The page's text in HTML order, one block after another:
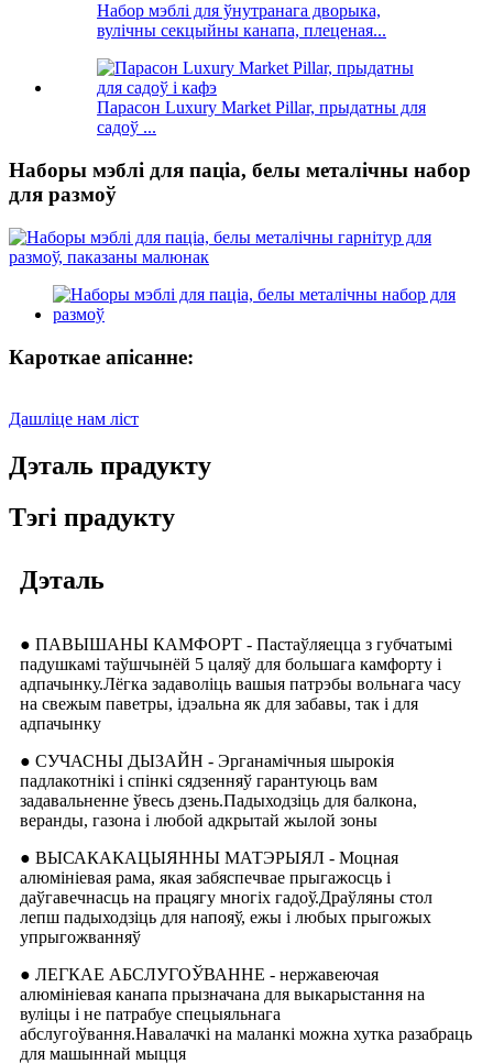
Набор мэблі для ўнутранага дворыка,
вулічны секцыйны канапа, плеценая...
Парасон Luxury Market Pillar, прыдатны для
садоў ...
Наборы мэблі для паціа, белы металічны набор
для размоў
Кароткае апісанне:
Дашліце нам ліст
Дэталь прадукту
Тэгі прадукту
Дэталь
● ПАВЫШАНЫ КАМФОРТ - Пастаўляецца з губчатымі
падушкамі таўшчынёй 5 цаляў для большага камфорту і
адпачынку.Лёгка задаволіць вашыя патрэбы вольнага часу
на свежым паветры, ідэальна як для забавы, так і для
адпачынку
● СУЧАСНЫ ДЫЗАЙН - Эрганамічныя шырокія
падлакотнікі і спінкі сядзенняў гарантуюць вам
задавальненне ўвесь дзень.Падыходзіць для балкона,
веранды, газона і любой адкрытай жылой зоны
● ВЫСАКАКАЦЫЯННЫ МАТЭРЫЯЛ - Моцная
алюмініевая рама, якая забяспечвае прыгажосць і
даўгавечнасць на працягу многіх гадоў.Драўляны стол
лепш падыходзіць для напояў, ежы і любых прыгожых
упрыгожванняў
● ЛЕГКАЕ АБСЛУГОЎВАННЕ - нержавеючая
алюмініевая канапа прызначана для выкарыстання на
вуліцы і не патрабуе спецыяльнага
абслугоўвання.Навалачкі на маланкі можна хутка разабраць
для машыннай мыцця